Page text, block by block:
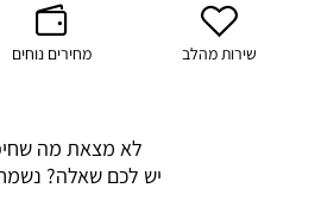
שירות מהלב מחירים נוחים
לא מצאת מה
יש לכם שאלה?